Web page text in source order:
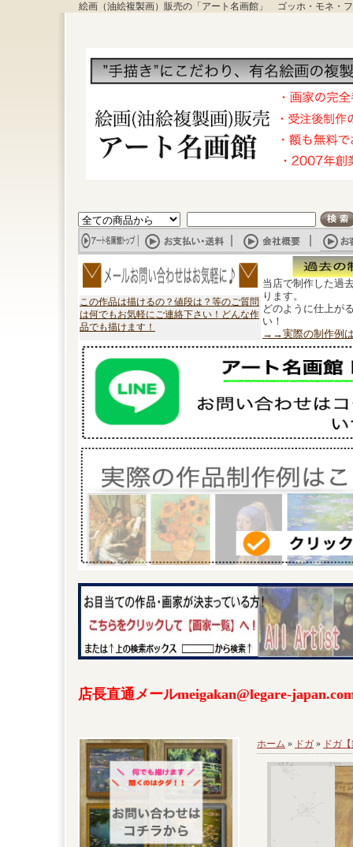
絵画（油絵複製画）販売の「アート名画館」 ゴッホ・モネ・
この作品は描けるの？値段は？等のご質問
は何でもお気軽にご連絡下さい！どんな作
品でも描けます！
当店で制作した過
ります。
どのように仕上が
い！
→→実際の制作例
店長直通メールmeigakan@legare-
ホーム » ドガ » ドガ